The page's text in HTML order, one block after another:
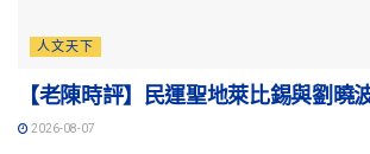
人文天下
【老陳時評】民運聖地萊比錫與劉曉
2026-08-07